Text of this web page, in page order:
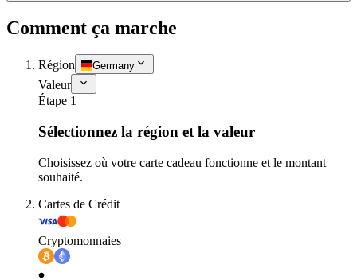
Comment ça marche
Région Germany
Valeur
Étape 1
Sélectionnez la région et la valeur
Choisissez où votre carte cadeau fonctionne et le montant
souhaité.
Cartes de Crédit
Cryptomonnaies